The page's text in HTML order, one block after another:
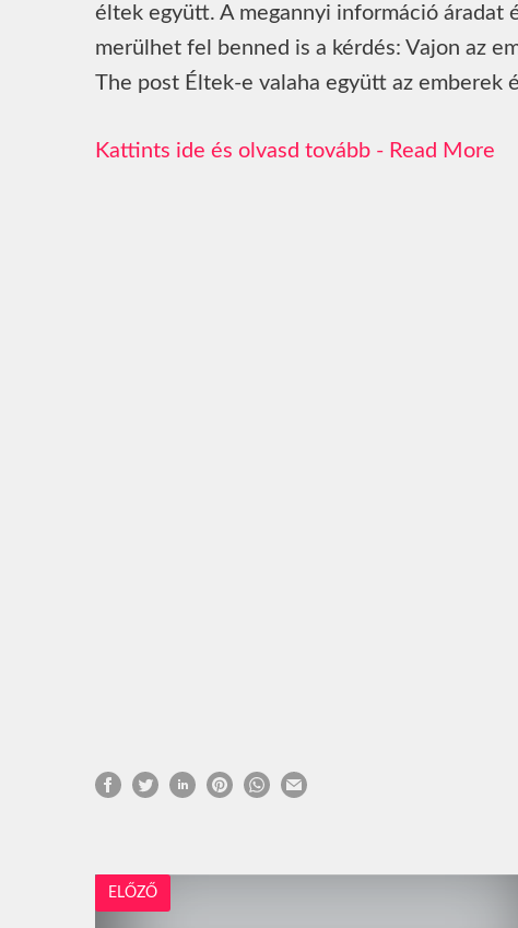
éltek együtt. A megannyi információ áradat
merülhet fel benned is a kérdés: Vajon az
The post Éltek-e valaha együtt az emberek
Read More
ELŐZŐ